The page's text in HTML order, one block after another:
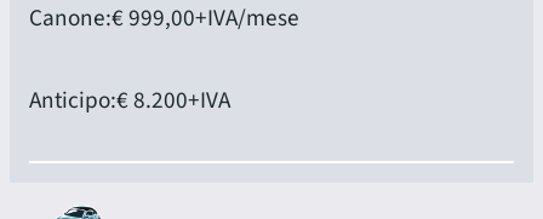
Canone:€ 999,00+IVA/mese
Anticipo:€ 8.200+IVA